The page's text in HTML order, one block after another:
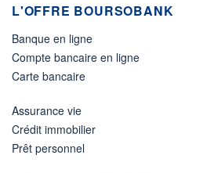
L'OFFRE BOURSOBANK
Banque en ligne
Compte bancaire en ligne
Carte bancaire
Assurance vie
Crédit immobilier
Prêt personnel